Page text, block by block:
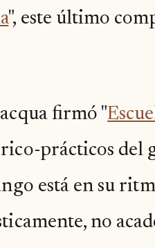
", este último
firmó "
prácticos del
está en su
no